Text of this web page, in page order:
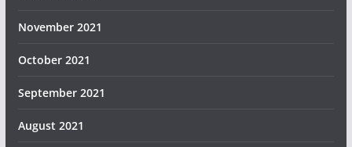
November 2021
October 2021
September 2021
August 2021